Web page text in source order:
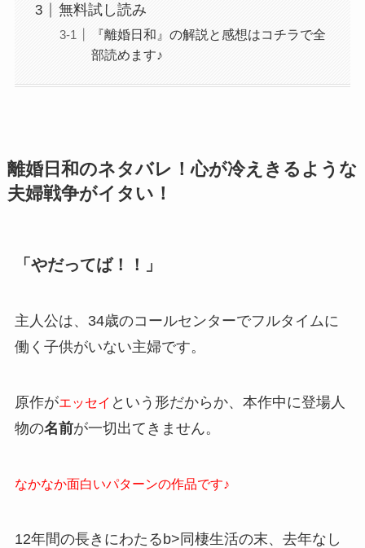
無料試し読み
『離婚日和』の解説と感想はコチラで全
部読めます♪
離婚日和のネタバレ！心が冷えきるような
夫婦戦争がイタい！
「やだってば！！」
主人公は、34歳のコールセンターでフルタイムに
働く子供がいない主婦です。
原作がエッセイ という形だからか、本作中に登場人
物の名前が一切出てきません。
なかなか面白いパターンの作品です♪
12年間の長きにわたるb>同棲生活の末、去年なし